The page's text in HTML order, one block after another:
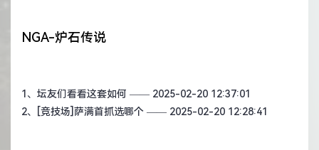
NGA-炉石传说
1、 坛友们看看这套如何 —— 2025-02-20 12:37:01
2、
[竞技场]萨满首抓选哪个 —— 2025-02-20 12:28:41